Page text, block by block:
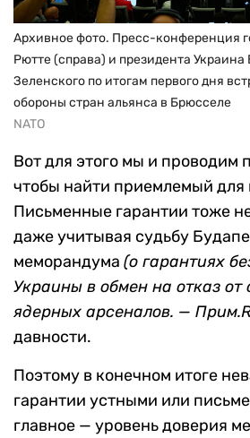
Архивное фото. Пресс-конференция
Рютте (справа) и президента
Зеленского по итогам первого дня
обороны стран альянса в Брюсселе
NATO
Вот для этого мы и проводим
чтобы найти приемлемый для
Письменные гарантии тоже
даже учитывая судьбу
меморандума (о гарантиях
Украины в обмен на отказ от
ядерных арсеналов. —
давности.
Поэтому в конечном итоге
гарантии устными или
главное — уровень доверия